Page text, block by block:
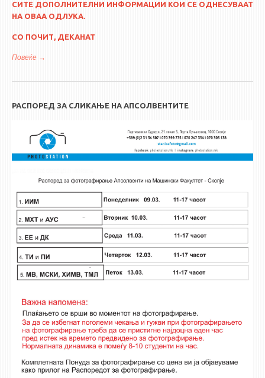
СИТЕ ДОПОЛНИТЕЛНИ ИНФОРМАЦИИ КОИ СЕ ОДНЕСУВААТ
НА ОВАА ОДЛУКА.
СО ПОЧИТ, ДЕКАНАТ
Повеќе за ВАЖНО СООПШТЕНИЕ !!!
РАСПОРЕД ЗА СЛИКАЊЕ НА АПСОЛВЕНТИТЕ